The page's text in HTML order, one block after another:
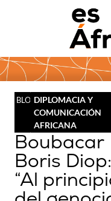
BLOGDIPLOMACIA Y
COMUNICACIÓN
AFRICANA
Boubacar
Boris Diop:
“Al